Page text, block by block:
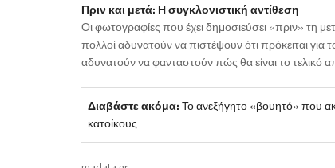
Πριν και μετά: Η συγκλονιστική αντίθεση
Οι φωτογραφίες που έχει δημοσιεύσει «πριν»
πολλοί αδυνατούν να πιστέψουν ότι πρόκειται για
αδυνατούν να φανταστούν πώς θα είναι το τελικό
Διαβάστε ακόμα:Το ανεξήγητο «βουητό» που
κατοίκους